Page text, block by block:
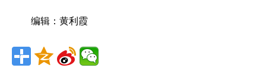
编辑：黄利霞